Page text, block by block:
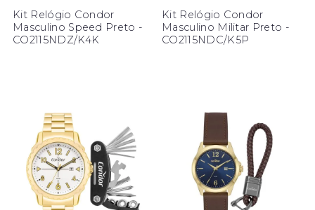
Kit Relógio Condor
Masculino Speed Preto -
CO2115NDZ/K4K
Kit Relógio Condor
Masculino Militar Preto -
CO2115NDC/K5P